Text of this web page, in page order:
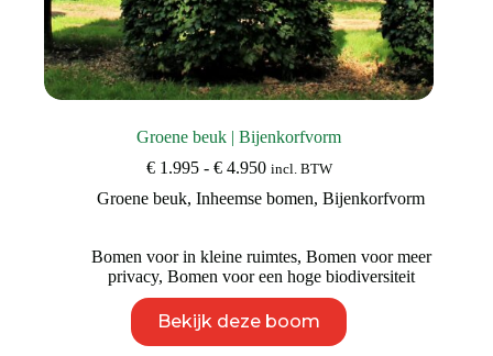
Groene beuk | Bijenkorfvorm
€1.995 - €4.950Prijsklasse:
tot
incl. BTW
Groene beuk,Inheemse bomen,Bijenkorfvorm
Bomen voor in kleine ruimtes, Bomen voor meer
privacy, Bomen voor een hoge biodiversiteit
Bekijk deze boom
product
heeft